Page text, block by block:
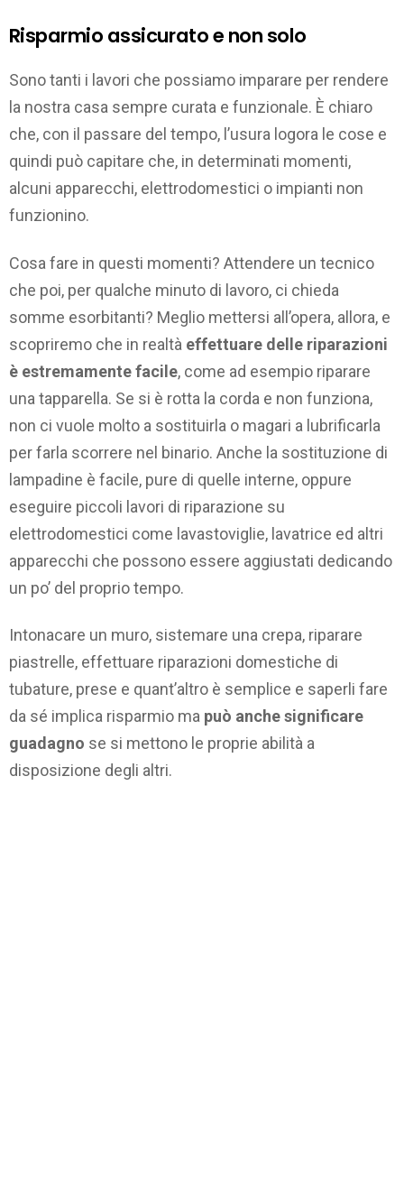
Risparmio assicurato e non solo
Sono tanti i lavori che possiamo imparare per rendere
la nostra casa sempre curata e funzionale. È chiaro
che, con il passare del tempo, l’usura logora le cose e
quindi può capitare che, in determinati momenti,
alcuni apparecchi, elettrodomestici o impianti non
funzionino.
Cosa fare in questi momenti? Attendere un tecnico
che poi, per qualche minuto di lavoro, ci chieda
somme esorbitanti? Meglio mettersi all’opera, allora, e
scopriremo che in realtà effettuare delle riparazioni
è estremamente facile, come ad esempio riparare
una tapparella. Se si è rotta la corda e non funziona,
non ci vuole molto a sostituirla o magari a lubrificarla
per farla scorrere nel binario. Anche la sostituzione di
lampadine è facile, pure di quelle interne, oppure
eseguire piccoli lavori di riparazione su
elettrodomestici come lavastoviglie, lavatrice ed altri
apparecchi che possono essere aggiustati dedicando
un po’ del proprio tempo.
Intonacare un muro, sistemare una crepa, riparare
piastrelle, effettuare riparazioni domestiche di
tubature, prese e quant’altro è semplice e saperli fare
da sé implica risparmio ma può anche significare
guadagno se si mettono le proprie abilità a
disposizione degli altri.